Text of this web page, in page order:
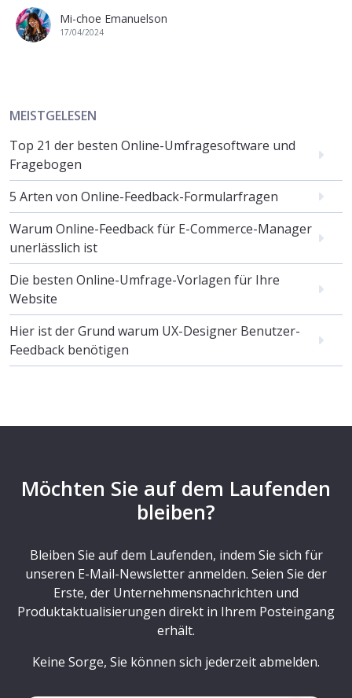
Mi-choe Emanuelson
17/04/2024
MEISTGELESEN
Top 21 der besten Online-Umfragesoftware und
Fragebogen
5 Arten von Online-Feedback-Formularfragen
Warum Online-Feedback für E-Commerce-Manager
unerlässlich ist
Die besten Online-Umfrage-Vorlagen für Ihre
Website
Hier ist der Grund warum UX-Designer Benutzer-
Feedback benötigen
Möchten Sie auf dem Laufenden
bleiben?
Bleiben Sie auf dem Laufenden, indem Sie sich für
unseren E-Mail-Newsletter anmelden. Seien Sie der
Erste, der Unternehmensnachrichten und
Produktaktualisierungen direkt in Ihrem Posteingang
erhält.
Keine Sorge, Sie können sich jederzeit abmelden.